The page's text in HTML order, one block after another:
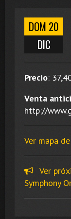
DOM 20
DIC
Precio:
Venta
http://
Ver mapa
Ver
Symphony